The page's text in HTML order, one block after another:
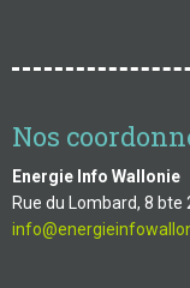
Nos
Energie Info Wallonie
Rue du Lombard, 8 bte